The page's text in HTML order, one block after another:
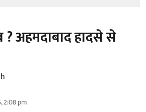
अहमदाबाद हादसे से
2:08 pm